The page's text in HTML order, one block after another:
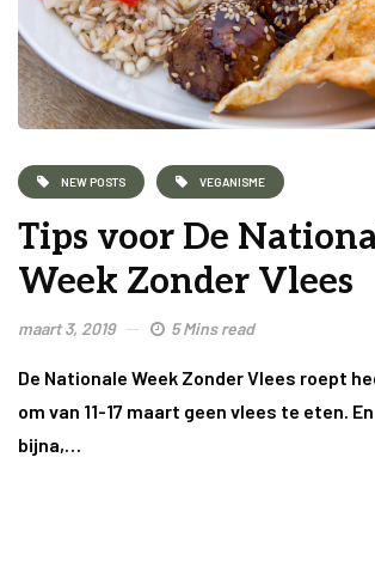
NEW POSTS VEGANISME
Tips voor De
Week Zonder Vlees
maart 3, 2019 5 Mins read
De Nationale Week Zonder Vlees roept
om van 11-17 maart geen vlees te eten.
bijna,…